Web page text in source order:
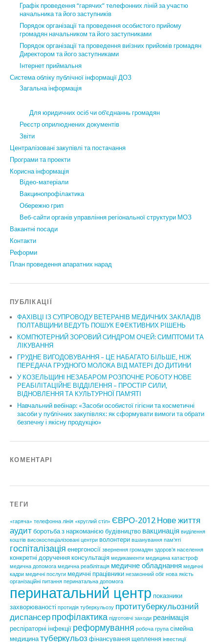
Графік проведення “гарячих” телефонних ліній за участю
начальника та його заступників
Порядок організації та проведення особистого прийому
громадян начальником та його заступниками
Порядок організації та проведення виїзних прийомів громадян
Директором та його заступниками
Інтернет приймальня
Система обліку публічної інформації ДОЗ
Загальна інформація
Для юридичних осіб чи об’єднаннь громадян
Реєстр оприлюднених документів
Звіти
Централізовані закупівлі та постачання
Програми та проекти
Корисна інформація
Відео-матеріали
Вакцинопрофілактика
Обережно грип
Веб-сайти органів управління регіональної структури МОЗ
Вакантні посади
Контакти
Реформи
План проведення апаратних нарад
ПУБЛІКАЦІЇ
ФАХІВЦІ ІЗ СУПРОВОДУ ВЕТЕРАНІВ МЕДИЧНИХ ЗАКЛАДІВ
ПОЛТАВЩИНИ ВЕДУТЬ ПОШУК ЕФЕКТИВНИХ РІШЕНЬ
КОМП’ЮТЕРНИЙ ЗОРОВИЙ СИНДРОМ ОЧЕЙ: СИМПТОМИ ТА
ЛІКУВАННЯ
ГРУДНЕ ВИГОДОВУВАННЯ – ЦЕ НАБАГАТО БІЛЬШЕ, НІЖ
ПЕРЕДАЧА ГРУДНОГО МОЛОКА ВІД МАТЕРІ ДО ДИТИНИ
У КОЗЕЛЬЩИНІ НЕЗАБАРОМ РОЗПОЧНЕ РОБОТУ НОВЕ
РЕАБІЛІТАЦІЙНЕ ВІДДІЛЕННЯ – ПРОСТІР СИЛИ,
ВІДНОВЛЕННЯ ТА КУЛЬТУРНОЇ ПАМ’ЯТІ
Навчальний вебінар: «Засоби особистої гігієни та косметичні
засоби у публічних закупівлях: як сформувати вимоги та обрати
безпечну і якісну продукцію»
КОМЕНТАРІ
ТЕГИ
«гаряча» телефонна лінія «круглий стіл» ЄВРО-2012 Нове життя
аудит боротьба з наркоманією будівництво вакцинація виділення
коштів високоспеціалізовані центри волонтери вшанування пам'яті
госпіталізація енергоносії звернення громадян здоров'я населення
конкретні доручення консультація медикаменти медицина катастроф
медична допомога медична реабілітація медичне обладнання медичні
кадри медичні послуги медичні працівники незаконний обіг нова якість
організаційні питання перинатальна допомога
перинатальний центр показники
захворюваності протидія туберкульозу протитуберкульозний
диспансер профілактика підготовчі заходи реанімація
респіраторні інфекції реформування робоча група сімейна
медицина туберкульоз фінансування щеплення інвестиції